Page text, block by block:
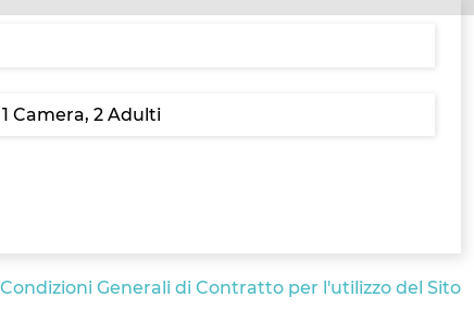
Condizioni Generali di Contratto per l'utilizzo del Sito